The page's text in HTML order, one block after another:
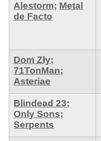
Alestorm; Metal
de Facto
Dom Zły;
71TonMan;
Asteriae
Blindead 23;
Only Sons;
Serpents